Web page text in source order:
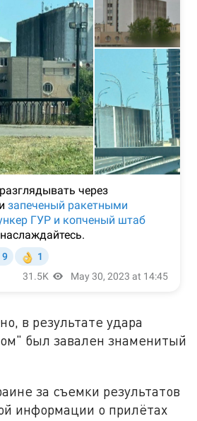
в результате удара
был завален знаменитый
за съемки результатов
информации о прилётах